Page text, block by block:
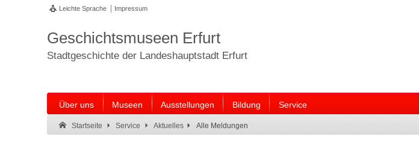
Leichte Sprache Impressum
Geschichtsmuseen Erfurt
Stadtgeschichte der Landeshauptstadt Erfurt
Über uns Museen Ausstellungen Bildung Service
Startseite Service Aktuelles Alle Meldungen
Suche:
Suche Ende.